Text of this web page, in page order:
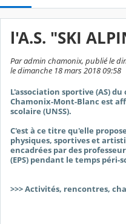
l'A.S. "SKI
Par admin chamonix, publié le
le dimanche 18 mars 2018 09:58
L'association sportive (AS)
Chamonix-Mont-Blanc est
scolaire (UNSS).
C'est à ce titre qu'elle
physiques, sportives et
encadrées par des
(EPS) pendant le temps péri-
>>> Activités, rencontres,